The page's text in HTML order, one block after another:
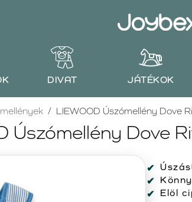
DIVAT JÁTÉKOK
Úszómellény Dove
LIEWOOD Úszómellény Dove
Elöl